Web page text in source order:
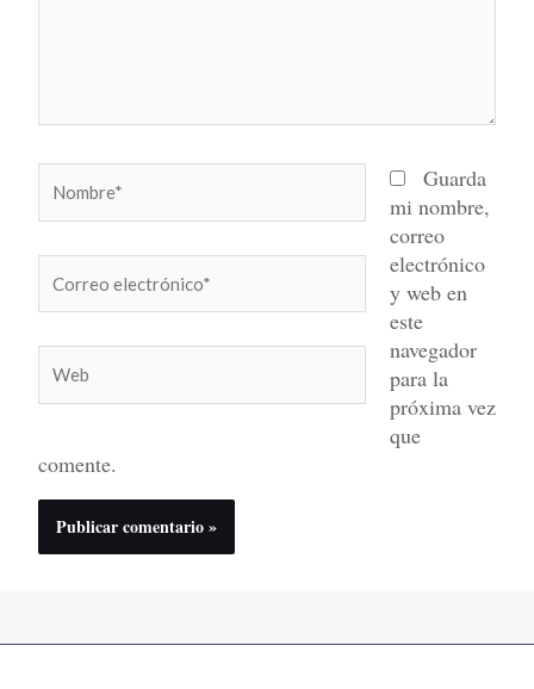
electrónico*
Guarda
mi nombre,
correo
electrónico
y web en
este
navegador
para la
próxima vez
que
comente.